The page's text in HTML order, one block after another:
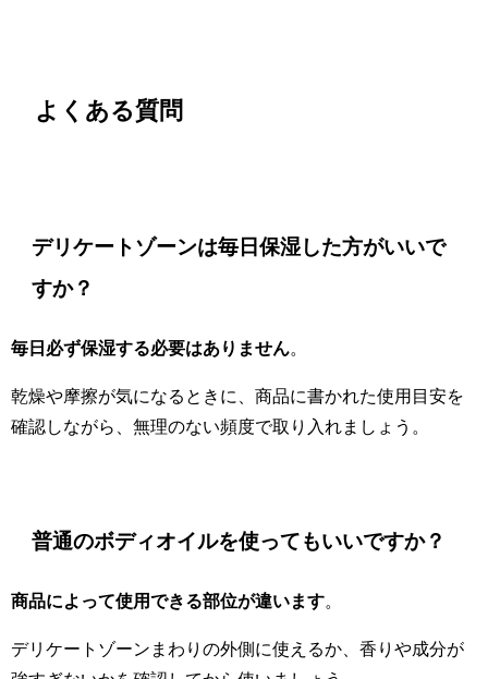
よくある質問
デリケートゾーンは毎日保湿した方がいいで
すか？
毎日必ず保湿する必要はありません。
乾燥や摩擦が気になるときに、商品に書かれた使用目安を
確認しながら、無理のない頻度で取り入れましょう。
普通のボディオイルを使ってもいいですか？
商品によって使用できる部位が違います。
デリケートゾーンまわりの外側に使えるか、香りや成分が